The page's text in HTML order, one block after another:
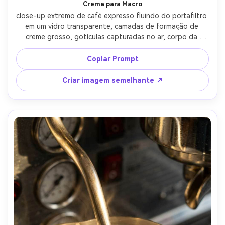
Crema para Macro
close-up extremo de café expresso fluindo do portafiltro
em um vidro transparente, camadas de formação de
creme grosso, gotículas capturadas no ar, corpo da
máquina de café embaçado atrás, olhar macro de alta
velocidade, Canon 5D Mark IV, macro de 100mm, f/4,
textura nítida, fotorealista, iluminação cinematográfica
suave-AR 4:5
Copiar Prompt
Criar imagem semelhante ↗